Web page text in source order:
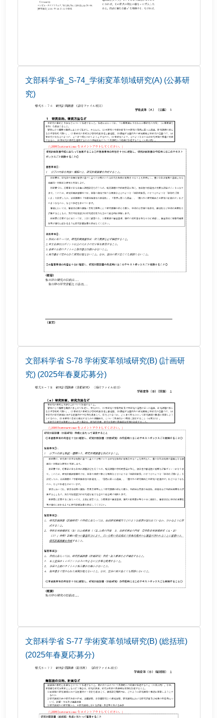
文部科学省_S-74_学術変革領域研究(A) (公募研
究)
文部科学省 S-78 学術変革領域研究(B) (計画研
究) (2025年春夏応募分)
文部科学省 S-77 学術変革領域研究(B) (総括班)
(2025年春夏応募分)